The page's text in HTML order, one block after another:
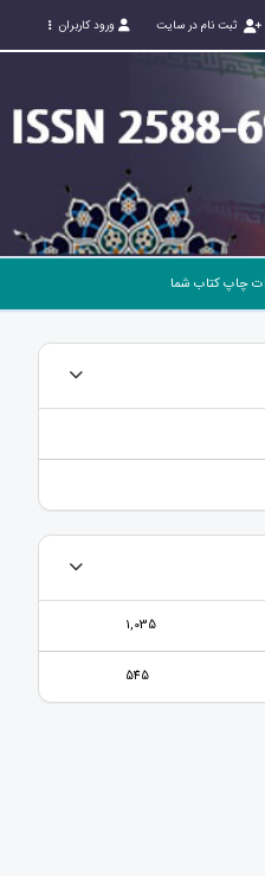
ثبت نام در سایت ورود کاربران
چاپ کتاب شما
1,035
545